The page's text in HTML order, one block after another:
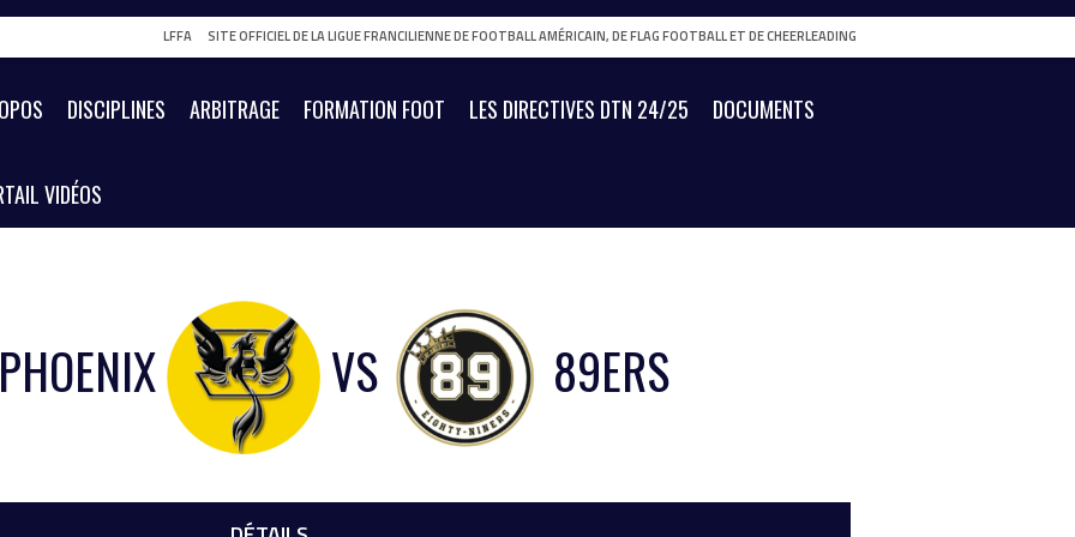
LFFA SITE OFFICIEL DE LA LIGUE FRANCILIENNE DE FOOTBALL AMÉRICAIN, DE FLAG FOOTBALL ET DE CHEERLEADING
DISCIPLINES ARBITRAGE FORMATION FOOT LES DIRECTIVES DTN 24/25 DOCUMENTS
VIDÉOS
VS 89ERS